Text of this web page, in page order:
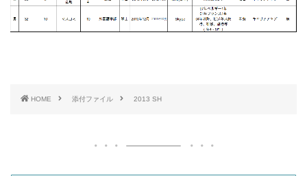
HOME 添付ファイル 2013 SH